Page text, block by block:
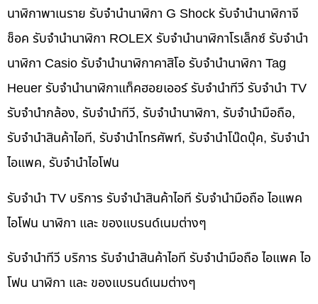
นาฬิกาพาเนราย รับจำนำนาฬิกา G Shock รับจำนำนาฬิกาจี
ช็อค รับจำนำนาฬิกา ROLEX รับจำนำนาฬิกาโรเล็กซ์ รับจำนำ
นาฬิกา Casio รับจำนำนาฬิกาคาสิโอ รับจำนำนาฬิกา Tag
Heuer รับจำนำนาฬิกาแท็คฮอยเออร์ รับจำนำทีวี รับจำนำ TV
รับจำนำกล้อง, รับจำนำทีวี, รับจำนำนาฬิกา, รับจำนำมือถือ,
รับจำนำสินค้าไอที, รับจำนำโทรศัพท์, รับจำนำโน๊ดบุ๊ค, รับจำนำ
ไอแพค, รับจำนำไอโฟน
รับจำนำ TV บริการ รับจำนำสินค้าไอที รับจำนำมือถือ ไอแพค
ไอโฟน นาฬิกา และ ของแบรนด์เนมต่างๆ
รับจำนำทีวี บริการ รับจำนำสินค้าไอที รับจำนำมือถือ ไอแพค ไอ
โฟน นาฬิกา และ ของแบรนด์เนมต่างๆ